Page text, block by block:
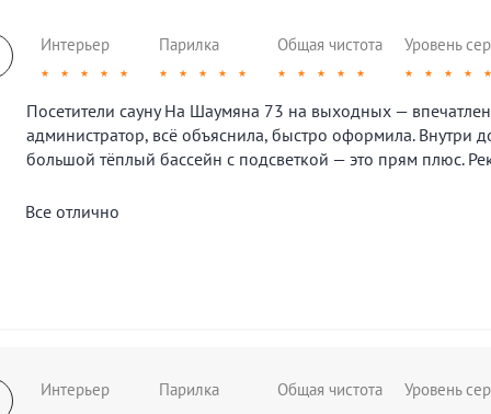
Интерьер
★ ★ ★ ★ ★
Парилка
★ ★ ★ ★ ★
Общая чистота
★ ★ ★ ★ ★
Уровень
★ ★ ★ ★ ★
Посетители сауну На Шаумяна 73 на выходных —
администратор, всё объяснила, быстро оформила. Внутри
большой тёплый бассейн с подсветкой — это прям плюс.
Все отлично
Интерьер Парилка Общая чистота Уровень